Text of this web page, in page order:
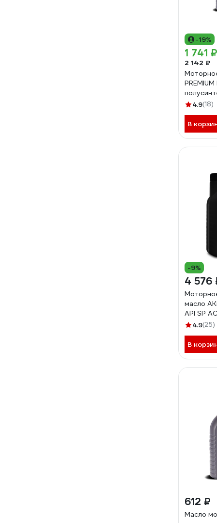
-19%
1 741 ₽
2 142 ₽
40, SL/CF,
4.9(18)
В
-9%
4 576
масло
API SP
4.9(25)
В
612 ₽
Масло